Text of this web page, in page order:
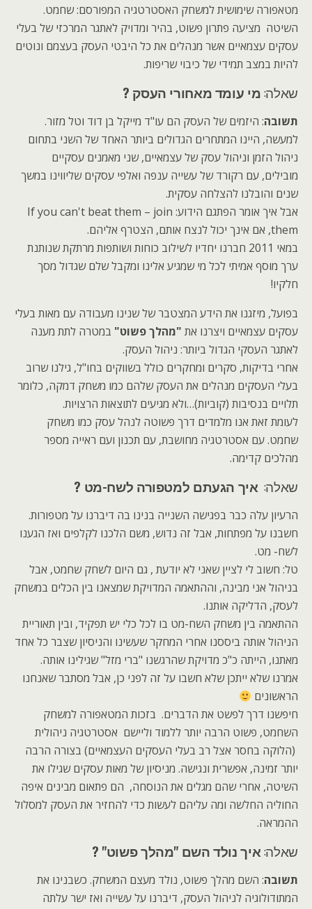
מטאפורה שימושית למשחק האסטרטגיה המפורסם: שחמט.
השיטה מציעה פתרון פשוט, בהיר ומדויק לאתגר המרכזי של בעלי
עסקים עצמאיים אשר מנהלים את כל היבטי העסק בעצמם ונוטים
להיות במצב תמידי של כיבוי שריפות.
שאלה:מי עומד מאחורי העסק ?
תשובה: היזמים של העסק הם עו"ד מייקל בן דוד וטל מזור.
למעשה, היינו המתחרים הגדולים ביותר האחד של השני בתחום
ניהול הזמן וניהול עסק של עצמאיים, שני מאמנים עסקיים
מובילים, עם רקורד של עשייה ענפה ואלפי עסקים שליווינו במשך
שנים והובלנו להצלחה עסקית.
אבל איך אומר הפתגם הידוע: If you can't beat them – join
them, אם אינך יכול לנצח אותם, הצטרף אליהם.
במאי 2011 חברנו יחדיו לשילוב כוחות ושותפות מרתקת שנותנת
ערך מוסף אמיתי לכל מי שמגיע אלינו ומקבל שלם שגדול מסך
חלקיו!
בפועל, מיזגנו את הידע המצטבר של שנינו מעבודה עם מאות בעלי
עסקים עצמאיים ויצרנו את "מהלך פשוט" במטרה לתת מענה
לאתגר העסקי הגדול ביותר: ניהול העסק.
אחרי בדיקות, סקרים ומחקרים כולל בשווקים בחו"ל, גילנו שרוב
בעלי העסקים מנהלים את העסק שלהם כמו משחק דמקה, כלומר
תלויים בנסיבות (קוביות)…ולא מגיעים לתוצאות הרצויות.
לעומת זאת אנו מלמדים דרך פשוטה לנהל עסק כמו משחק
שחמט. עם אסטרטגיה מחושבת, עם תכנון ועם ראייה מספר
מהלכים קדימה.
שאלה: איך הגעתם למטפורה לשח-מט ?
הרעיון עלה כבר בפגישה השנייה בנינו בה דיברנו על מטפורות.
חשבנו על מפתחות, אבל זה נדוש, משם הלכנו לקלפים ואז הגענו
לשח- מט.
טל: חשוב לי לציין שאני לא יודעת , גם היום לשחק שחמט, אבל
בניהול אני מבינה, וההתאמה המדויקת שמצאנו בין הכלים במשחק
לעסק, הדליקה אותנו.
ההתאמה בין משחק השח-מט בו לכל כלי יש תפקיד, ובין תאוריית
הניהול אותה ביססנו אחרי המחקר שעשינו והניסיון שצבר כל אחד
מאתנו, הייתה כ"כ מדויקת שהרגשנו "ברי מזל" שגילינו אותה.
אמרנו שלא ייתכן שלא חשבו על זה לפני כן, אבל מסתבר שאנחנו
הראשונים
חיפשנו דרך לפשט את הדברים. בזכות המטאפורה למשחק
השחמט, פשוט הרבה יותר ללמוד וליישם אסטרטגיה ניהולית
(הלוקה בחסר אצל רב בעלי העסקים העצמאיים) בצורה הרבה
יותר זמינה, אפשרית ונגישה. מניסיון של מאות עסקים שגילו את
השיטה, אחרי שהם מגלים את הנוסחה, הם פתאום מבינים איפה
החוליה החלשה ומה עליהם לעשות כדי להחזיר את העסק למסלול
ההמראה.
שאלה:איך נולד השם "מהלך פשוט" ?
תשובה: השם מהלך פשוט, נולד מעצם המשחק. כשבנינו את
המתודולוגיה לניהול העסק, דיברנו על עשייה ואז ישר עלתה